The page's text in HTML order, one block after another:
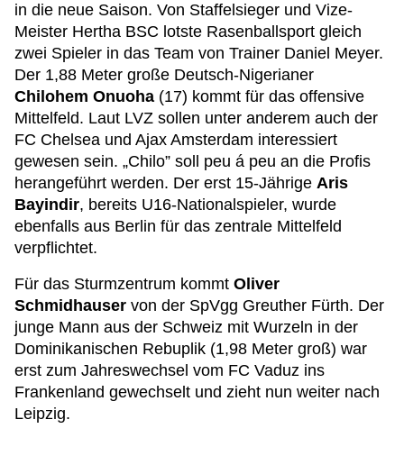
in die neue Saison. Von Staffelsieger und Vize-
Meister Hertha BSC lotste Rasenballsport gleich
zwei Spieler in das Team von Trainer Daniel Meyer.
Der 1,88 Meter große Deutsch-Nigerianer
Chilohem Onuoha (17) kommt für das offensive
Mittelfeld. Laut LVZ sollen unter anderem auch der
FC Chelsea und Ajax Amsterdam interessiert
gewesen sein. „Chilo” soll peu á peu an die Profis
herangeführt werden. Der erst 15-Jährige Aris
Bayindir, bereits U16-Nationalspieler, wurde
ebenfalls aus Berlin für das zentrale Mittelfeld
verpflichtet.
Für das Sturmzentrum kommt Oliver
Schmidhauser von der SpVgg Greuther Fürth. Der
junge Mann aus der Schweiz mit Wurzeln in der
Dominikanischen Rebuplik (1,98 Meter groß) war
erst zum Jahreswechsel vom FC Vaduz ins
Frankenland gewechselt und zieht nun weiter nach
Leipzig.